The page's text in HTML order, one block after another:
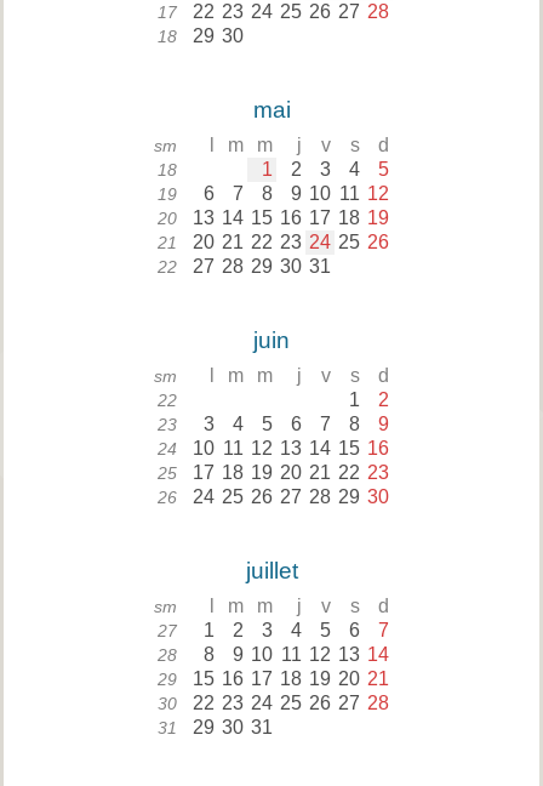
17 22 23 24 25 26 27 28
18 29 30
mai
sm m m j v s d
18 1 2 3 4 5
19 6 7 8 9 10 11 12
20 13 14 15 16 17 18 19
21 20 21 22 23 24 25 26
22 27 28 29 30 31
juin
sm m m j v s d
22 1 2
23 3 4 5 6 7 8 9
24 10 11 12 13 14 15 16
25 17 18 19 20 21 22 23
26 24 25 26 27 28 29 30
juillet
sm m m j v s d
27 1 2 3 4 5 6 7
28 8 9 10 11 12 13 14
29 15 16 17 18 19 20 21
30 22 23 24 25 26 27 28
31 29 30 31